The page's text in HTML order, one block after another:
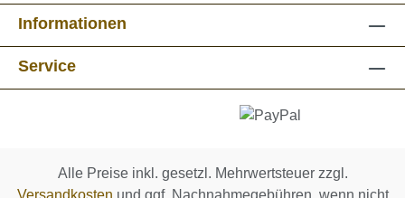
Informationen
Service
Alle Preise inkl. gesetzl. Mehrwertsteuer zzgl.
Versandkosten und ggf. Nachnahmegebühren, wenn nicht